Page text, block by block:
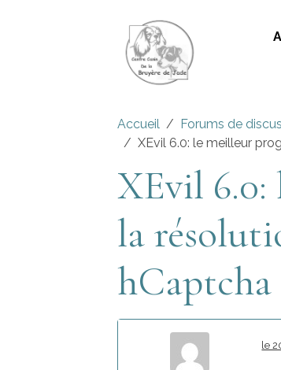
Accueil Forums de
XEvil 6.0: le meilleur
XEvil
la
le